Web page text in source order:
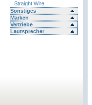
Straight Wire
Sonstiges
Marken
Vertriebe
Lautsprecher